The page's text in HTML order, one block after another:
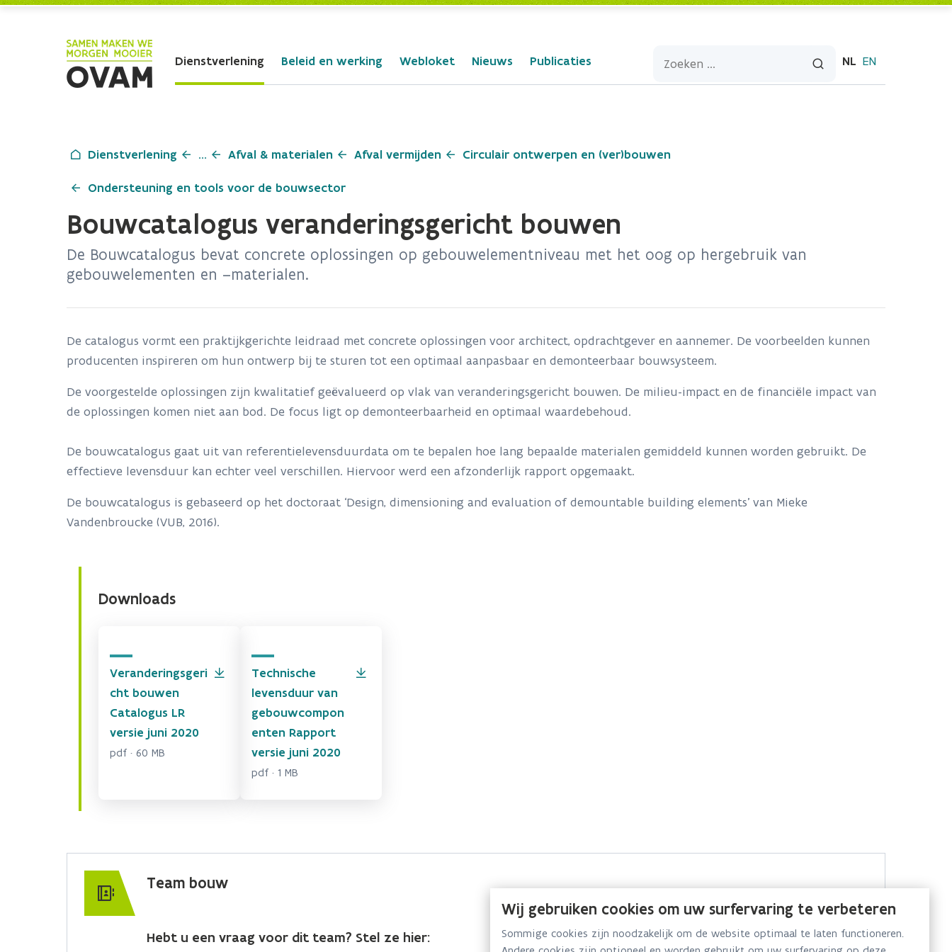
Dienstverlening Beleid en werking Webloket Nieuws Publicaties NL EN
Dienstverlening ... Afval & materialen Afval vermijden Circulair ontwerpen en (ver)bouwen
Ondersteuning en tools voor de bouwsector
Bouwcatalogus veranderingsgericht bouwen
De Bouwcatalogus bevat concrete oplossingen op gebouwelementniveau met het oog op hergebruik van
gebouwelementen en –materialen.
De catalogus vormt een praktijkgerichte leidraad met concrete oplossingen voor architect, opdrachtgever en aannemer. De voorbeelden kunnen
producenten inspireren om hun ontwerp bij te sturen tot een optimaal aanpasbaar en demonteerbaar bouwsysteem.
De voorgestelde oplossingen zijn kwalitatief geëvalueerd op vlak van veranderingsgericht bouwen. De milieu-impact en de financiële impact van
de oplossingen komen niet aan bod. De focus ligt op demonteerbaarheid en optimaal waardebehoud.
De bouwcatalogus gaat uit van referentielevensduurdata om te bepalen hoe lang bepaalde materialen gemiddeld kunnen worden gebruikt. De
effectieve levensduur kan echter veel verschillen. Hiervoor werd een afzonderlijk rapport opgemaakt.
De bouwcatalogus is gebaseerd op het doctoraat ‘Design, dimensioning and evaluation of demountable building elements’ van Mieke
Vandenbroucke (VUB, 2016).
Downloads
Veranderingsgeri
cht bouwen
Catalogus LR
versie juni 2020
pdf · 60 MB
Technische
levensduur van
gebouwcompon
enten Rapport
versie juni 2020
pdf · 1 MB
Team bouw
Hebt u een vraag voor dit team? Stel ze hier:
Wij gebruiken cookies om uw surfervaring te verbeteren
Sommige cookies zijn noodzakelijk om de website optimaal te laten functioneren.